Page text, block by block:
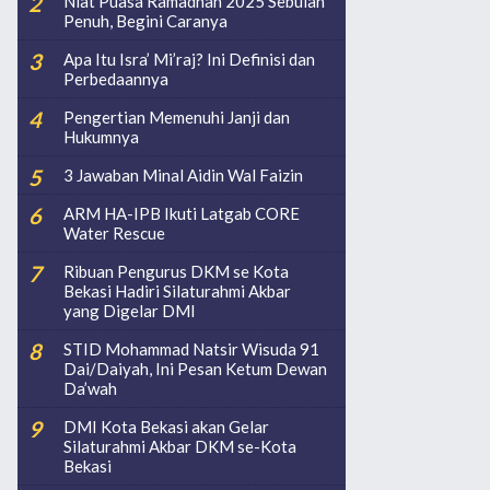
Penuh, Begini Caranya
Apa Itu Isra’ Mi’raj? Ini Definisi dan
Perbedaannya
Pengertian Memenuhi Janji dan
Hukumnya
3 Jawaban Minal Aidin Wal Faizin
ARM HA-IPB Ikuti Latgab CORE
Water Rescue
Ribuan Pengurus DKM se Kota
Bekasi Hadiri Silaturahmi Akbar
yang Digelar DMI
STID Mohammad Natsir Wisuda 91
Dai/Daiyah, Ini Pesan Ketum Dewan
Da’wah
DMI Kota Bekasi akan Gelar
Silaturahmi Akbar DKM se-Kota
Bekasi